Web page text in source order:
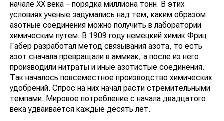
начале ХХ века – порядка миллиона тонн. В этих
условиях ученые задумались над тем, каким образом
азотные соединения можно получить в лаборатории
химическим путем. В 1909 году немецкий химик Фриц
Габер разработал метод связывания азота, то есть
азот сначала превращали в аммиак, а после из него
производили нитраты и иные азотистые соединения.
Так началось повсеместное производство химических
удобрений. Спрос на них начал расти стремительными
темпами. Мировое потребление с начала двадцатого
века удваивается каждые десять лет.